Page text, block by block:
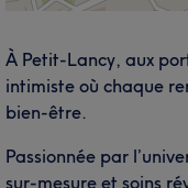
À Petit-Lancy, aux
intimiste où chaque
bien-être.
Passionnée par
sur-mesure et soins